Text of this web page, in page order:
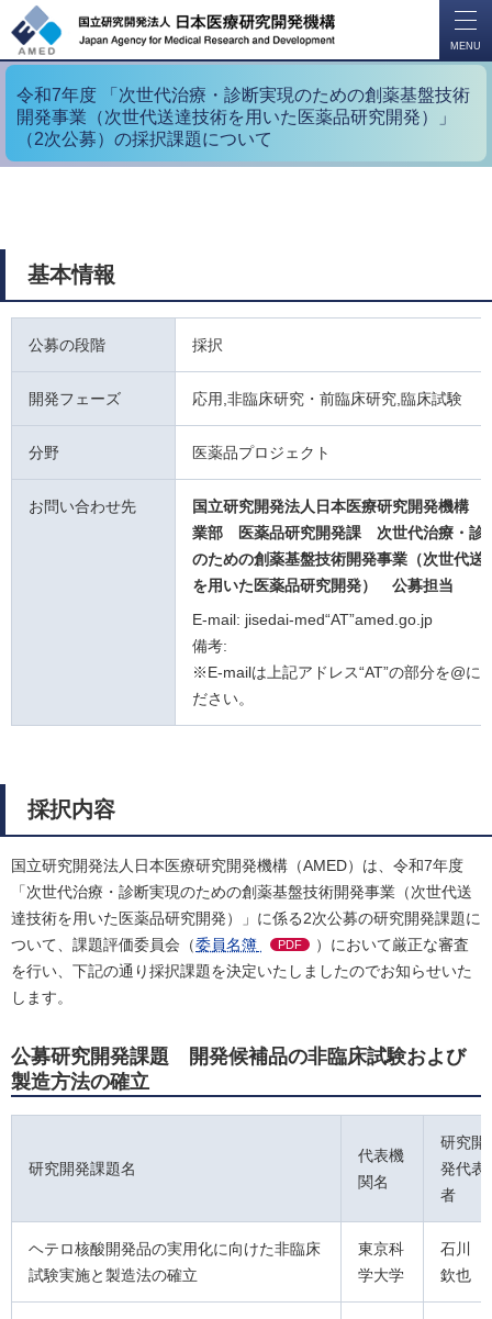
MENU
令和7年度 「次世代治療・診断実現のための創薬基盤技術
開発事業（次世代送達技術を用いた医薬品研究開発）」
（2次公募）の採択課題について
基本情報
公募の段階 採択
開発フェーズ 応用,非臨床研究・前臨床研究,臨床試験
分野 医薬品プロジェクト
お問い合わせ先
国立研究開発法人日本医療研究開発機構
業部 医薬品研究開発課
次世代治療・診
のための創薬基盤技術開発事業（次世代送
を用いた医薬品研究開発）
公募担当
E-mail: jisedai-med“AT”amed.go.jp
備考:
※E-mailは上記アドレス“AT”の部分を@に
ださい。
採択内容
国立研究開発法人日本医療研究開発機構（AMED）は、令和7年度
「次世代治療・診断実現のための創薬基盤技術開発事業（次世代送
達技術を用いた医薬品研究開発）」に係る2次公募の研究開発課題に
ついて、課題評価委員会（委員名簿 PDF
）において厳正な審査
を行い、下記の通り採択課題を決定いたしましたのでお知らせいた
します。
公募研究開発課題 開発候補品の非臨床試験および
製造方法の確立
研究開発課題名
代表機
関名
研究開
発代表
者
ヘテロ核酸開発品の実用化に向けた非臨床
試験実施と製造法の確立
東京科
学大学
石川
欽也